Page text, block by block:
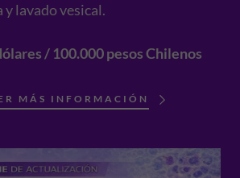
y lavado vesical.
/ 100.000 pesos Chilenos
MÁS INFORMACIÓN